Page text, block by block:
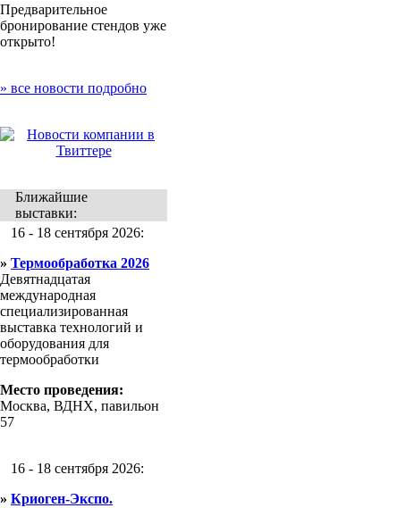
Предварительное
бронирование стендов уже
открыто!
» все новости подробно
Ближайшие
выставки:
16 - 18 сентября 2026:
» Термообработка 2026
Девятнадцатая
международная
специализированная
выставка технологий и
оборудования для
термообработки
Место проведения:
Москва, ВДНХ, павильон
57
16 - 18 сентября 2026:
» Криоген-Экспо.